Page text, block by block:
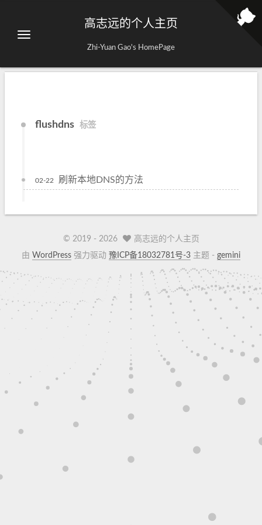
高志远的个人主页
Zhi-Yuan Gao's HomePage
flushdns 标签
刷新本地DNS的方法
02-22
© 2019 - 2026
高志远的个人主页
由 WordPress 强力驱动 豫ICP备18032781号-3 主题 - gemini